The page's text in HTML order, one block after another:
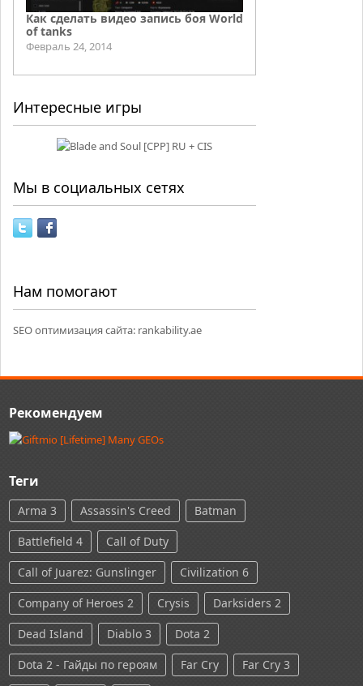
Как сделать видео запись боя World
of tanks
Февраль 24, 2014
Интересные игры
Мы в социальных сетях
Нам помогают
SEO оптимизация сайта: rankability.ae
Рекомендуем
Теги
Arma 3 Assassin's Creed
Batman
Battlefield 4
Call of Duty
Call of Juarez: Gunslinger
Civilization 6
Company of Heroes 2
Crysis
Darksiders 2
Dead Island
Diablo 3
Dota 2
Dota 2 - Гайды по героям
Far Cry
Far Cry 3